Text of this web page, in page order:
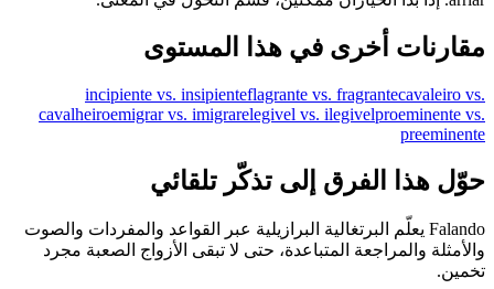
مقارنات أخرى في هذا المستوى
incipiente vs. insipienteflagrante vs. fragrantecavaleiro vs.
cavalheiroemigrar vs. imigrarelegivel vs. ilegivelproeminente vs.
preeminente
حوّل هذا الفرق إلى تذكّر تلقائي
Falando يعلّم البرتغالية البرازيلية عبر القواعد والمفردات والصوت
والأمثلة والمراجعة المتباعدة، حتى لا تبقى الأزواج الصعبة مجرد
تخمين.